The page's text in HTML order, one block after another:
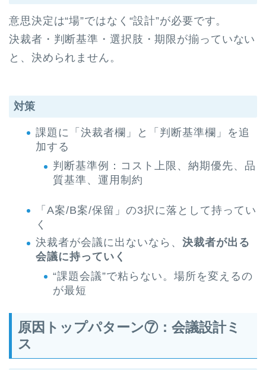
意思決定は“場”ではなく“設計”が必要です。
決裁者・判断基準・選択肢・期限が揃っていない
と、決められません。
対策
課題に「決裁者欄」と「判断基準欄」を追
加する
判断基準例：コスト上限、納期優先、品
質基準、運用制約
「A案/B案/保留」の3択に落として持ってい
く
決裁者が会議に出ないなら、 決裁者が出る
会議に持っていく
“課題会議”で粘らない。場所を変えるの
が最短
原因トップパターン⑦：会議設計ミ
ス